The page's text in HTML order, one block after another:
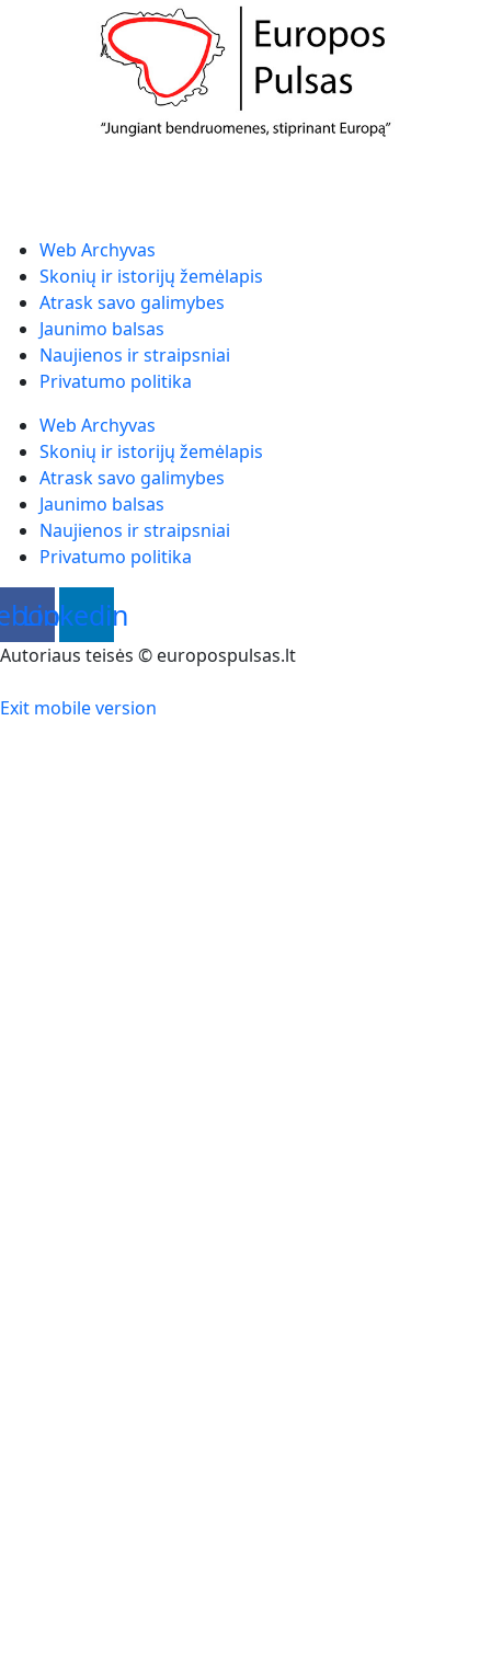
Web Archyvas
Skonių ir istorijų žemėlapis
Atrask savo galimybes
Jaunimo balsas
Naujienos ir straipsniai
Privatumo politika
Web Archyvas
Skonių ir istorijų žemėlapis
Atrask savo galimybes
Jaunimo balsas
Naujienos ir straipsniai
Privatumo politika
Linkedin
Autoriaus teisės © europospulsas.lt
Exit mobile version